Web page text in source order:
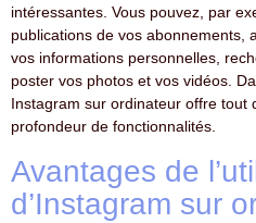
intéressantes. Vous pouvez, par
publications de vos abonnements,
vos informations personnelles,
poster vos photos et vos vidéos.
Instagram sur ordinateur offre tout
profondeur de fonctionnalités.
Avantages de
d’Instagram sur